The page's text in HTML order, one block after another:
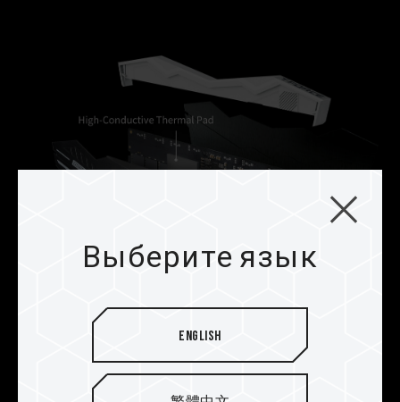
Усиленная конструкция
охлаждения PMIC
Модуль памяти DELTAα RGB DDR5 оснащен
Выберите язык
English